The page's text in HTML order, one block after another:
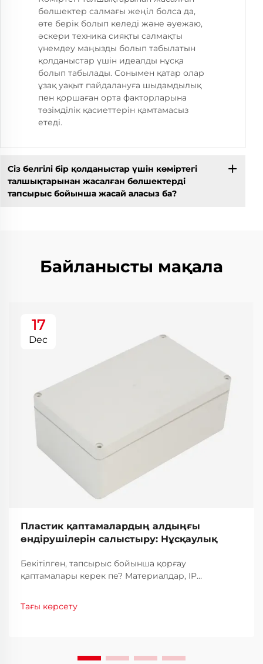
бөлшектер салмағы жеңіл болса да,
өте берік болып келеді және әуежаю,
әскери техника сияқты салмақты
үнемдеу маңызды болып табылатын
қолданыстар үшін идеалды нұсқа
болып табылады. Сонымен қатар олар
ұзақ уақыт пайдалануға шыдамдылық
пен қоршаған орта факторларына
төзімділік қасиеттерін қамтамасыз
етеді.
Сіз белгілі бір қолданыстар үшін көміртегі
талшықтарынан жасалған бөлшектерді
тапсырыс бойынша жасай аласыз ба?
Байланысты мақала
17
Dec
Пластик қаптамалардың алдыңғы
өндірушілерін салыстыру: Нұсқаулық
Бекітілген, тапсырыс бойынша қорғау
қаптамалары керек пе? Материалдар, IP
пластик қаптамалардың алдыңғы өндірушілерін
Тағы көрсету